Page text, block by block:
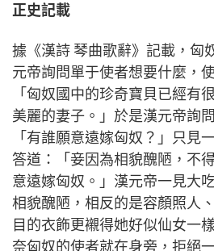
正史記載
據《漢詩 琴曲歌辭》記載，匈
元帝詢問單于使者想要什麼，
「匈奴國中的珍奇寶貝已經有
美麗的妻子。」於是漢元帝詢
「有誰願意遠嫁匈奴？」只見
答道：「妾因為相貌醜陋，不
意遠嫁匈奴。」漢元帝一見大
相貌醜陋，相反的是容顏照人
目的衣飾更襯得她好似仙女一
奈匈奴的使者就在身旁，拒絕